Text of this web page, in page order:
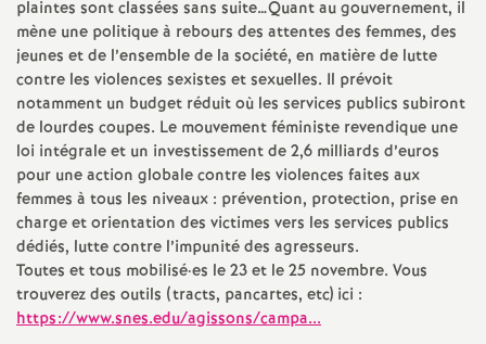
e
i
g
n
e
m
plaintes sont classées sans suite…Quant au gouvernement, il
mène une politique à rebours des attentes des femmes, des
jeunes et de l’ensemble de la société, en matière de lutte
contre les violences sexistes et sexuelles. Il prévoit
notamment un budget réduit où les services publics subiront
de lourdes coupes. Le mouvement féministe revendique une
loi intégrale et un investissement de 2,6 milliards d’euros
pour une action globale contre les violences faites aux
femmes à tous les niveaux : prévention, protection, prise en
charge et orientation des victimes vers les services publics
dédiés, lutte contre l’impunité des agresseurs.
Toutes et tous mobilisé·es le 23 et le 25 novembre. Vous
trouverez des outils (tracts, pancartes, etc) ici :
https://www.snes.edu/agissons/campa...